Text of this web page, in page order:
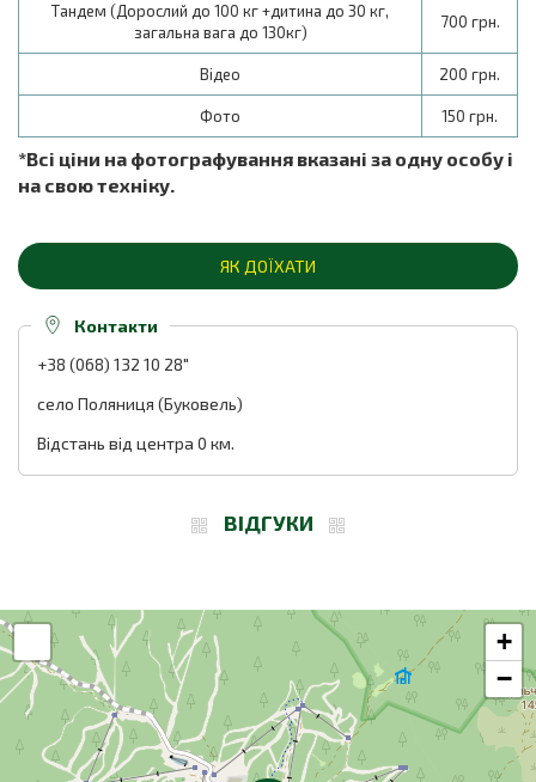
Тандем (Дорослий до 100 кг +дитина до 30 кг,
загальна вага до 130кг)
700 грн.
Відео 200 грн.
Фото 150 грн.
*Всі ціни на фотографування вказані за одну особу і
на свою техніку.
ЯК ДОЇХАТИ
Контакти
+38 (068) 132 10 28"
село Поляниця (Буковель)
Відстань від центра 0 км.
ВІДГУКИ
+
−